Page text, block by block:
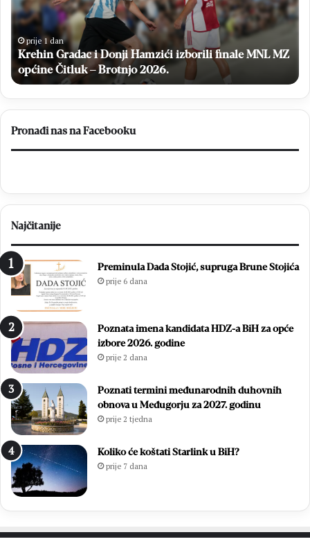
velikoj
pobjedi
Hrvatske
nad
Brazilom
prije 2 dana
Broćanka Emilie Stojić briljirala u velikoj pobjedi
Hrvatske nad Brazilom
Pronađi nas na Facebooku
Najčitanije
Preminula Dada Stojić, supruga Brune Stojića
prije 6 dana
Poznata imena kandidata HDZ-a BiH za opće
izbore 2026. godine
prije 2 dana
Poznati termini međunarodnih duhovnih
obnova u Međugorju za 2027. godinu
prije 2 tjedna
Koliko će koštati Starlink u BiH?
prije 7 dana